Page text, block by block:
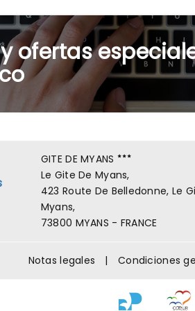
ofertas
GITE DE MYANS
Le Gite De Myans,
423 Route De Belledonne, Le
Myans,
73800 MYANS - FRANCE
Notas legales | Condiciones